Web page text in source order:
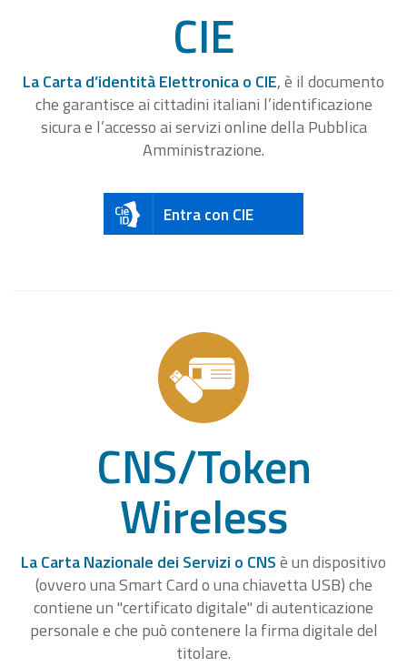
CIE
La Carta d’identità Elettronica o CIE, è il documento
che garantisce ai cittadini italiani l’identificazione
sicura e l’accesso ai servizi online della Pubblica
Amministrazione.
Entra con CIE
CNS/Token
Wireless
La Carta Nazionale dei Servizi o CNSè un dispositivo
(ovvero una Smart Card o una chiavetta USB) che
contiene un "certificato digitale" di autenticazione
personale e che può contenere la firma digitale del
titolare.